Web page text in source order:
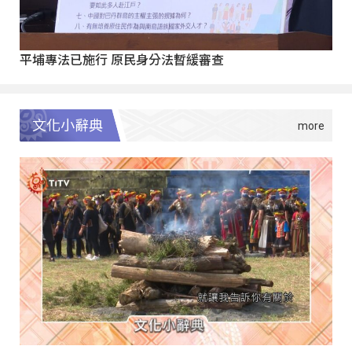
平埔專法已施行 原民身分法暫緩審查
文化小辭典